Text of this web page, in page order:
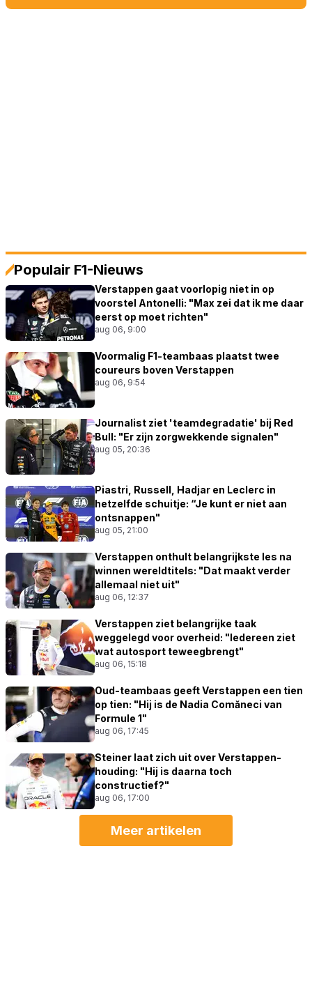
Populair F1-Nieuws
Verstappen gaat voorlopig niet in op
voorstel Antonelli: "Max zei dat ik me daar
eerst op moet richten"
aug 06, 9:00
Voormalig F1-teambaas plaatst twee
coureurs boven Verstappen
aug 06, 9:54
Journalist ziet 'teamdegradatie' bij Red
Bull: "Er zijn zorgwekkende signalen"
aug 05, 20:36
Piastri, Russell, Hadjar en Leclerc in
hetzelfde schuitje: “Je kunt er niet aan
ontsnappen"
aug 05, 21:00
Verstappen onthult belangrijkste les na
winnen wereldtitels: "Dat maakt verder
allemaal niet uit"
aug 06, 12:37
Verstappen ziet belangrijke taak
weggelegd voor overheid: "Iedereen ziet
wat autosport teweegbrengt"
aug 06, 15:18
Oud-teambaas geeft Verstappen een tien
op tien: "Hij is de Nadia Comăneci van
Formule 1"
aug 06, 17:45
Steiner laat zich uit over Verstappen-
houding: "Hij is daarna toch
constructief?"
aug 06, 17:00
Meer artikelen